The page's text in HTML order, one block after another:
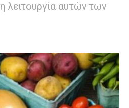
λειτουργία αυτών των